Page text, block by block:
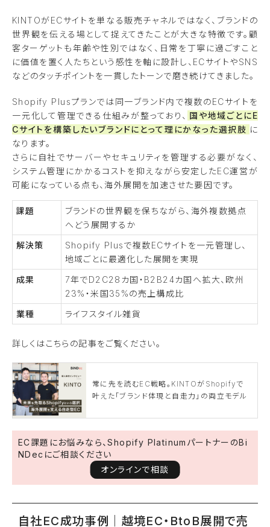
KINTOがECサイトを単なる販売チャネルではなく、ブランドの
世界観を伝える場として捉えてきたことが大きな特徴です。顧
客ターゲットも年齢や性別ではなく、日常を丁寧に過ごすこと
に価値を置く人たちという感性を軸に設計し、ECサイトやSNS
などのタッチポイントを一貫したトーンで磨き続けてきました。
Shopify Plusプランでは同一ブランド内で複数のECサイトを
一元化して管理できる仕組みが整っており、 国や地域ごとにE
Cサイトを構築したいブランドにとって理にかなった選択肢 に
なります。
さらに自社でサーバーやセキュリティを管理する必要がなく、
システム管理にかかるコストを抑えながら安定したEC運営が
可能になっている点も、海外展開を加速させた要因です。
課題
ブランドの世界観を保ちながら、海外複数拠点
へどう展開するか
解決策
Shopify Plusで複数ECサイトを一元管理し、
地域ごとに最適化した展開を実現
成果
7年でD2C28カ国・B2B24カ国へ拡大、欧州
23%・米国35%の売上構成比
業種
ライフスタイル雑貨
詳しくはこちらの記事をご覧ください。
常に先を読むEC戦略。KINTOがShopifyで
叶えた「ブランド体現と自走力」の両立モデル
EC課題にお悩みなら、Shopify PlatinumパートナーのBi
NDecにご相談ください
オンラインで相談
自社EC成功事例｜越境EC・BtoB展開で売